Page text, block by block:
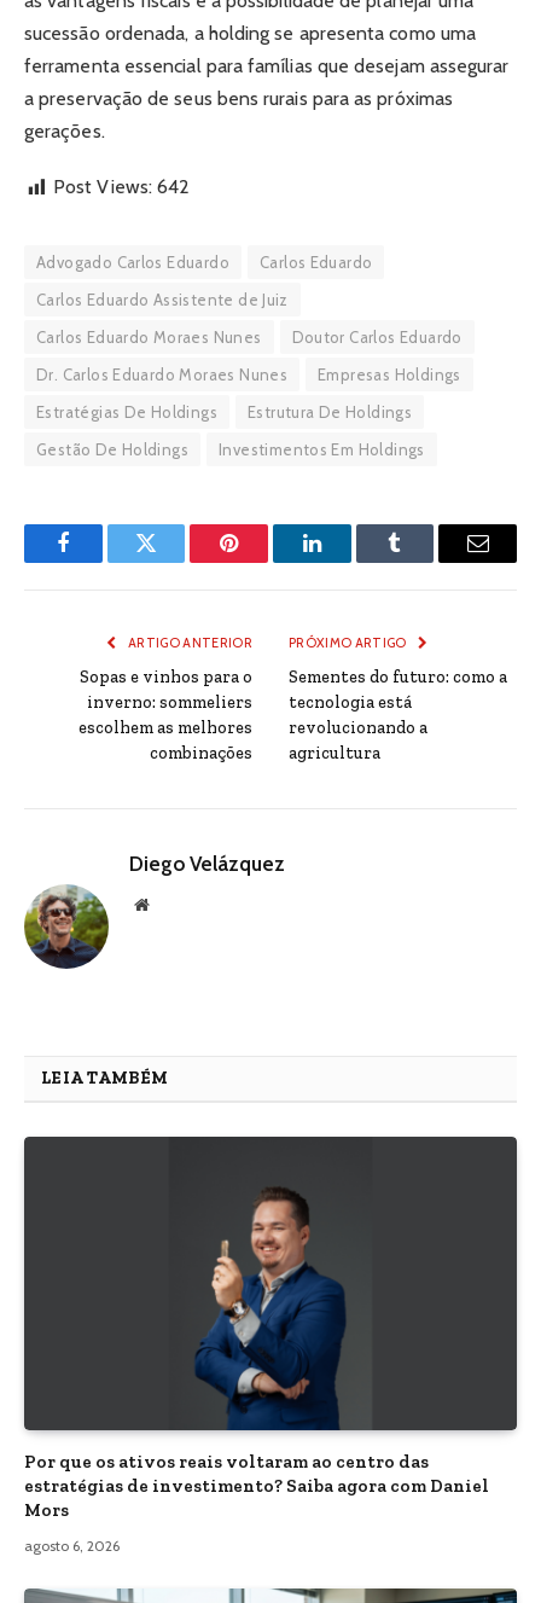
sucessão ordenada, a holding se apresenta como uma
ferramenta essencial para famílias que desejam assegurar
a preservação de seus bens rurais para as próximas
gerações.
Post Views: 642
Advogado Carlos Eduardo
Carlos Eduardo
Carlos Eduardo Assistente de Juiz
Carlos Eduardo Moraes Nunes
Doutor Carlos Eduardo
Dr. Carlos Eduardo Moraes Nunes
Empresas Holdings
Estratégias De Holdings
Estrutura De Holdings
Gestão De Holdings
Investimentos Em Holdings
FacebookTwitter Pinterest LinkedInTumblr Email
ARTIGO ANTERIOR
Sopas e vinhos para o
inverno: sommeliers
escolhem as melhores
combinações
PRÓXIMO ARTIGO
Sementes do futuro: como a
tecnologia está
revolucionando a
agricultura
Diego Velázquez
Website
LEIA TAMBÉM
Por que os ativos reais voltaram ao centro das
estratégias de investimento? Saiba agora com Daniel
Mors
agosto 6, 2026